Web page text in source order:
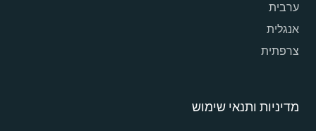
ערבית
אנגלית
צרפתית
מדיניות ותנאי שימוש